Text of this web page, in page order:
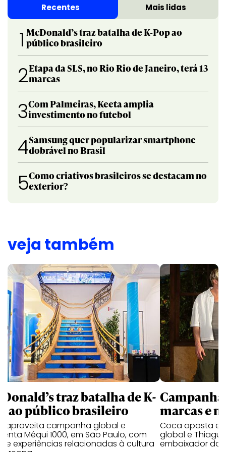
Recentes Mais lidas
1 McDonald’s traz batalha de K-Pop ao
público brasileiro
2Etapa da SLS, no Rio Rio de Janeiro, terá 13
marcas
3Com Palmeiras, Keeta amplia
investimento no futebol
4Samsung quer popularizar smartphone
dobrável no Brasil
5Como criativos brasileiros se destacam no
exterior?
veja também
traz batalha de K-
ao público brasileiro
aproveita campanha global e
Méqui 1000, em São Paulo, com
e experiências relacionadas à cultura
marcas e
Coca aposta
global e
embaixador da